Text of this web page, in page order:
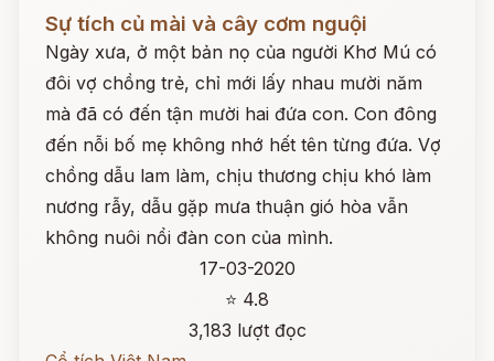
Sự tích củ mài và cây cơm nguội
Ngày xưa, ở một bản nọ của người Khơ Mú có
đôi vợ chồng trẻ, chỉ mới lấy nhau mười năm
mà đã có đến tận mười hai đứa con. Con đông
đến nỗi bố mẹ không nhớ hết tên từng đứa. Vợ
chồng dẫu lam làm, chịu thương chịu khó làm
nương rẫy, dẫu gặp mưa thuận gió hòa vẫn
không nuôi nổi đàn con của mình.
17-03-2020
⭐ 4.8
3,183 lượt đọc